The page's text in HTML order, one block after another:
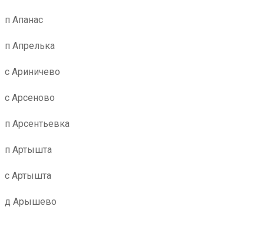
п Апанас
п Апрелька
с Ариничево
с Арсеново
п Арсентьевка
п Артышта
с Артышта
д Арышево